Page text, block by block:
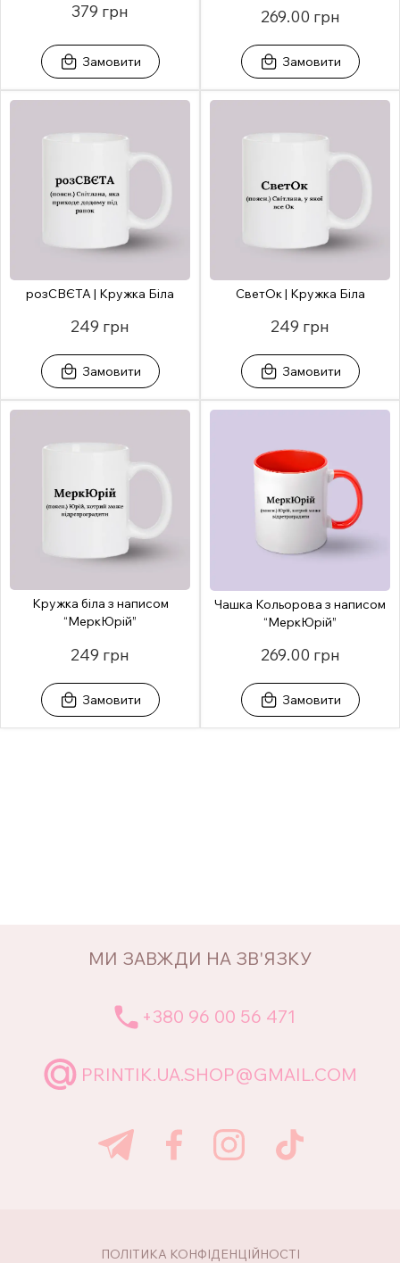
379 грн
Замовити
269.00 грн
Замовити
розСВЄТА | Кружка Біла
249 грн
Замовити
СветОк | Кружка Біла
249 грн
Замовити
Кружка біла з написом
“МеркЮрій”
249 грн
Замовити
Чашка Кольорова з написом
“МеркЮрій”
269.00 грн
Замовити
МИ ЗАВЖДИ НА ЗВ'ЯЗКУ
+380 96 00 56 471
PRINTIK.UA.SHOP@GMAIL.COM
ПОЛІТИКА КОНФІДЕНЦІЙНОСТІ